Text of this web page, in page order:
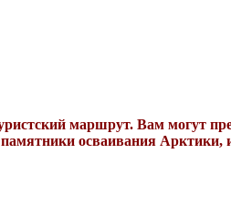
маршрут. Вам могут
осваивания Арктики,